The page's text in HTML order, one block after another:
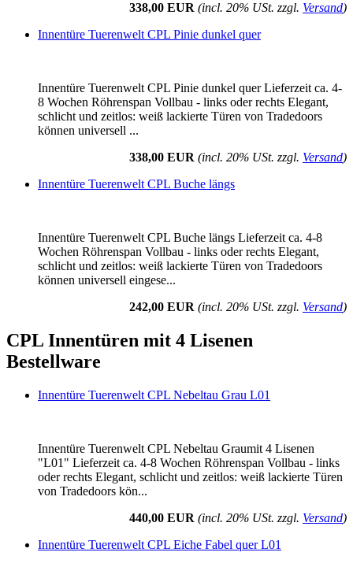
338,00 EUR (incl. 20% USt. zzgl. Versand)
Innentüre Tuerenwelt CPL Pinie dunkel quer
Innentüre Tuerenwelt CPL Pinie dunkel quer Lieferzeit ca. 4-
8 Wochen Röhrenspan Vollbau - links oder rechts Elegant,
schlicht und zeitlos: weiß lackierte Türen von Tradedoors
können universell ...
338,00 EUR (incl. 20% USt. zzgl. Versand)
Innentüre Tuerenwelt CPL Buche längs
Innentüre Tuerenwelt CPL Buche längs Lieferzeit ca. 4-8
Wochen Röhrenspan Vollbau - links oder rechts Elegant,
schlicht und zeitlos: weiß lackierte Türen von Tradedoors
können universell eingese...
242,00 EUR (incl. 20% USt. zzgl. Versand)
CPL Innentüren mit 4 Lisenen
Bestellware
Innentüre Tuerenwelt CPL Nebeltau Grau L01
Innentüre Tuerenwelt CPL Nebeltau Graumit 4 Lisenen
"L01" Lieferzeit ca. 4-8 Wochen Röhrenspan Vollbau - links
oder rechts Elegant, schlicht und zeitlos: weiß lackierte Türen
von Tradedoors kön...
440,00 EUR (incl. 20% USt. zzgl. Versand)
Innentüre Tuerenwelt CPL Eiche Fabel quer L01